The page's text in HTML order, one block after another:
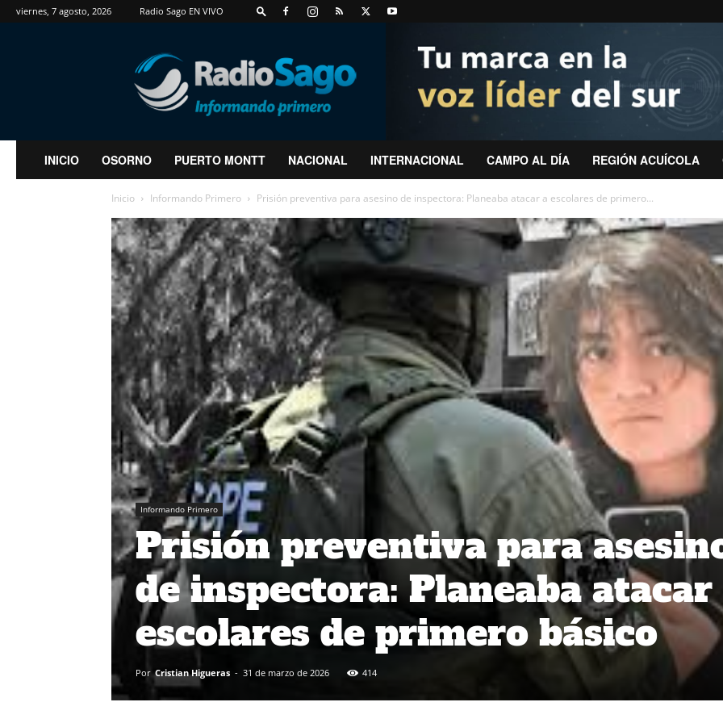
viernes, 7 agosto, 2026 Radio Sago EN VIVO
RadioSago
INICIO OSORNO PUERTO MONTT NACIONAL INTERNACIONAL CAMPO AL DÍA REGIÓN ACUÍCOLA
Inicio Informando Primero Prisión preventiva para asesino de inspectora: Planeaba atacar a escolares de primero...
Informando Primero
Prisión preventiva para
de inspectora: Planeaba atacar
escolares de primero básico
Por Cristian Higueras - 31 de marzo de 2026 414